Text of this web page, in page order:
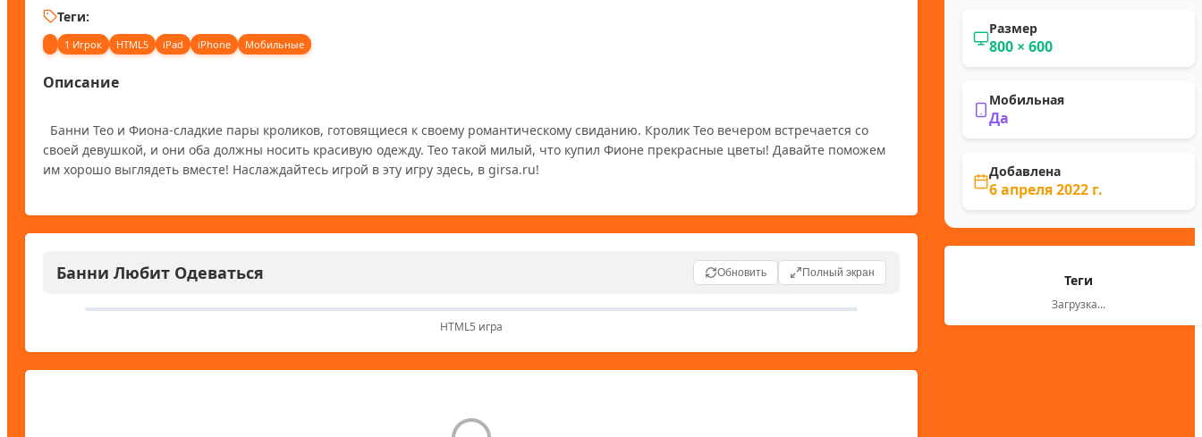
Теги:
1 Игрок HTML5 iPad iPhone Мобильные
Описание
своей девушкой, и они оба должны носить красивую одежду. Тео такой милый, что купил Фионе прекрасные цветы! Давайте поможем
Банни Любит Одеваться Обновить Полный экран
HTML5 игра
Размер
800 × 600
Мобильная
Да
Добавлена
6 апреля 2022 г.
Теги
Загрузка...